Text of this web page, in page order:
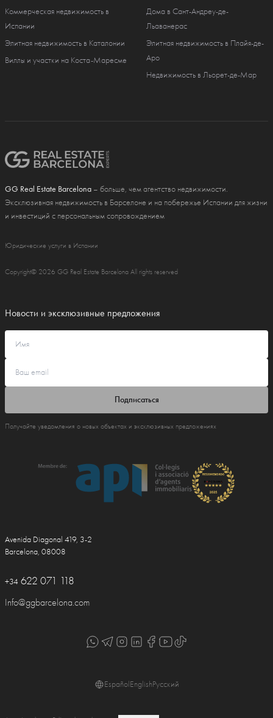
Коммерческая недвижимость в
Испании
Элитная недвижимость в Каталонии
Виллы и участки на Коста-Маресме
Дома в Сант-Андреу-де-
Льаванерас
Элитная недвижимость в Плайя-де-
Аро
Недвижимость в Льорет-де-Мар
GG Real Estate Barcelona – больше, чем агентство недвижимости.
Эксклюзивная недвижимость в Барселоне и на побережье Испании для жизни
и инвестиций с персональным сопровождением
Юридические услуги в Испании
Copyright© 2026 GG Real Estate Barcelona All rights reserved
Новости и эксклюзивные предложения
Подписаться
Получайте уведомления о новых объектах и эксклюзивных предложениях
Avenida Diagonal 419, 3-2
Barcelona, 08008
+34 622 071 118
Info@ggbarcelona.com
EspañolEnglishРусский